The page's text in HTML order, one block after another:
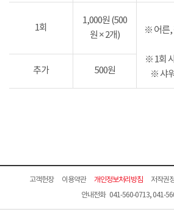
1회
1,000원 (500
원 × 2개)
※ 어른,
※ 1회
※ 샤
추가 500원
고객헌장 이용약관 개인정보처리방침 저작권
안내전화 041-560-0713, 041-